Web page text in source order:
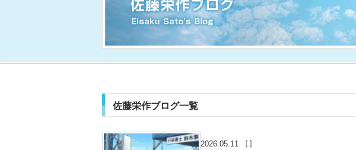
佐藤栄作ブログ一覧
2026.05.11 【】